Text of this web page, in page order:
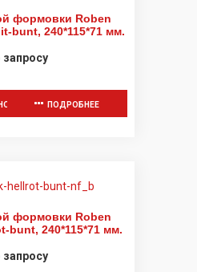
формовки Roben
bunt, 240*115*71 мм.
запросу
ПОДРОБНЕЕ
формовки Roben
bunt, 240*115*71 мм.
запросу